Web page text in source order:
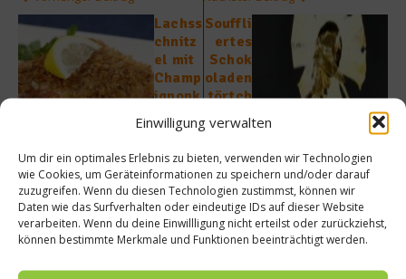
Einwilligung verwalten
Um dir ein optimales Erlebnis zu bieten, verwenden wir Technologien
wie Cookies, um Geräteinformationen zu speichern und/oder darauf
zuzugreifen. Wenn du diesen Technologien zustimmst, können wir
Daten wie das Surfverhalten oder eindeutige IDs auf dieser Website
verarbeiten. Wenn du deine Einwillligung nicht erteilst oder zurückziehst,
können bestimmte Merkmale und Funktionen beeinträchtigt werden.
Lachss
chnitz
el mit
Champ
ignonk
ruste
Souffli
ertes
Schok
oladen
törtch
en –
Rezept
Patissi
er
Alexan
dra
Lang